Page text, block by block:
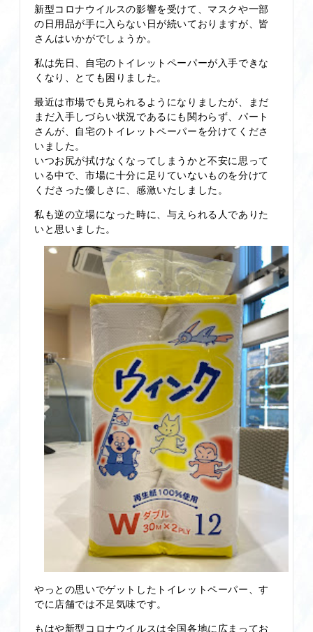
新型コロナウイルスの影響を受けて、マスクや一部
の日用品が手に入らない日が続いておりますが、皆
さんはいかがでしょうか。
私は先日、自宅のトイレットペーパーが入手できな
くなり、とても困りました。
最近は市場でも見られるようになりましたが、まだ
まだ入手しづらい状況であるにも関わらず、パート
さんが、自宅のトイレットペーパーを分けてくださ
いました。
いつお尻が拭けなくなってしまうかと不安に思って
いる中で、市場に十分に足りていないものを分けて
くださった優しさに、感激いたしました。
私も逆の立場になった時に、与えられる人でありた
いと思いました。
やっとの思いでゲットしたトイレットペーパー、す
でに店舗では不足気味です。
もはや新型コロナウイルスは全国各地に広まってお